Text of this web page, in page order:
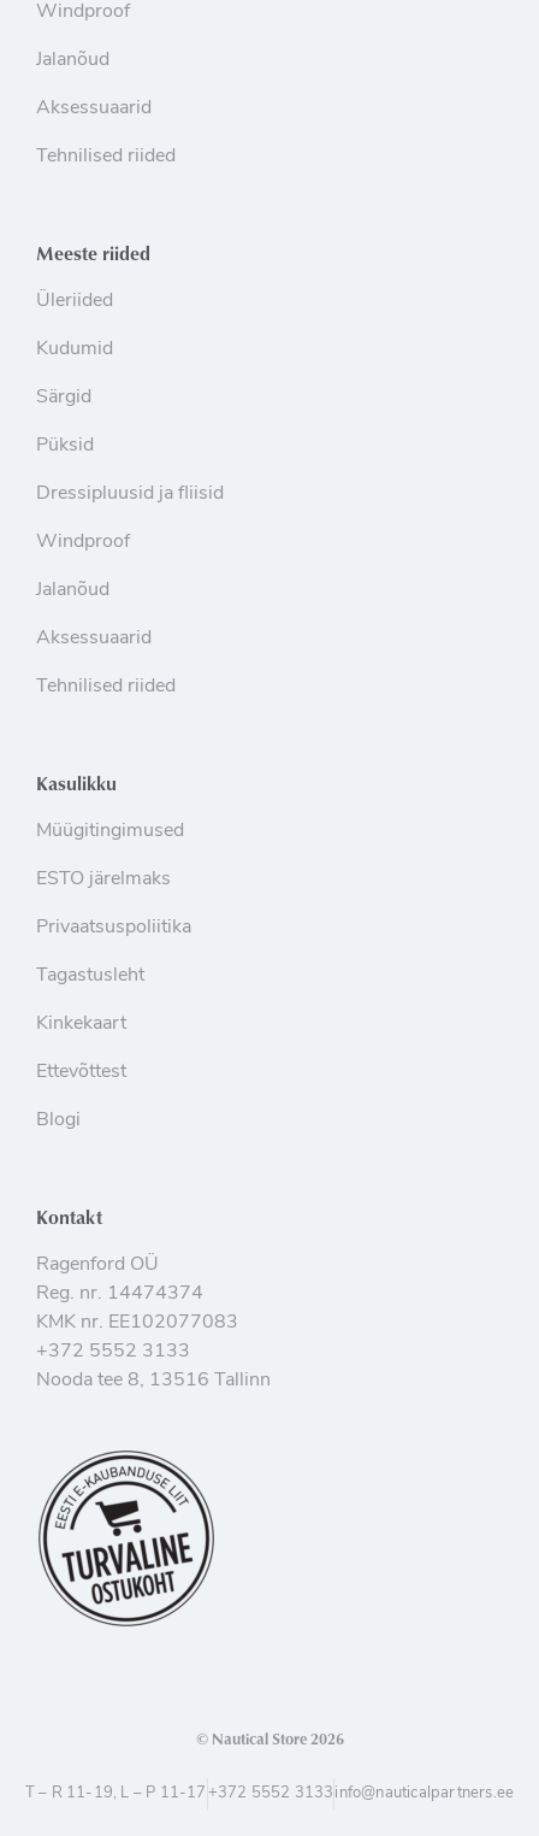
Windproof
Jalanõud
Aksessuaarid
Tehnilised riided
Meeste riided
Üleriided
Kudumid
Särgid
Püksid
Dressipluusid ja fliisid
Windproof
Jalanõud
Aksessuaarid
Tehnilised riided
Kasulikku
Müügitingimused
ESTO järelmaks
Privaatsuspoliitika
Tagastusleht
Kinkekaart
Ettevõttest
Blogi
Kontakt
Ragenford OÜ
Reg. nr. 14474374
KMK nr. EE102077083
+372 5552 3133
Nooda tee 8, 13516 Tallinn
© Nautical Store 2026
T – R 11-19, L – P 11-17 +372 5552 3133 info@nauticalpartners.ee